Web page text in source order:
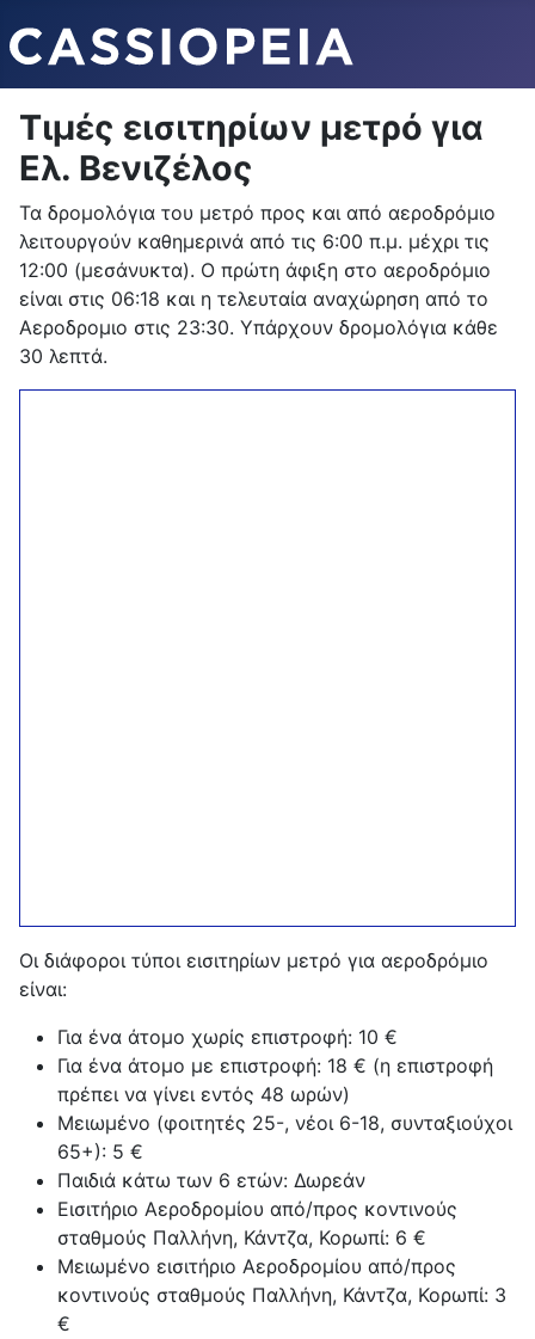
Τιμές εισιτηρίων μετρό για
Ελ. Βενιζέλος
Τα δρομολόγια του μετρό προς και από αεροδρόμιο
λειτουργούν καθημερινά από τις 6:00 π.μ. μέχρι τις
12:00 (μεσάνυκτα). Ο πρώτη άφιξη στο αεροδρόμιο
είναι στις 06:18 και η τελευταία αναχώρηση από το
Αεροδρομιο στις 23:30. Υπάρχουν δρομολόγια κάθε
30 λεπτά.
Οι διάφοροι τύποι εισιτηρίων μετρό για αεροδρόμιο
είναι:
Για ένα άτομο χωρίς επιστροφή: 10 €
Για ένα άτομο με επιστροφή: 18 € (η επιστροφή
πρέπει να γίνει εντός 48 ωρών)
Μειωμένο (φοιτητές 25-, νέοι 6-18, συνταξιούχοι
65+): 5 €
Παιδιά κάτω των 6 ετών: Δωρεάν
Εισιτήριο Αεροδρομίου από/προς κοντινούς
σταθμούς Παλλήνη, Κάντζα, Κορωπί: 6 €
Μειωμένο εισιτήριο Αεροδρομίου από/προς
κοντινούς σταθμούς Παλλήνη, Κάντζα, Κορωπί: 3
€